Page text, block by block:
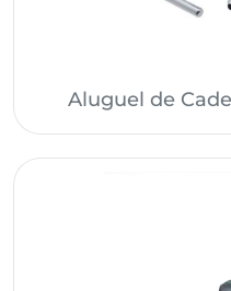
Aluguel de